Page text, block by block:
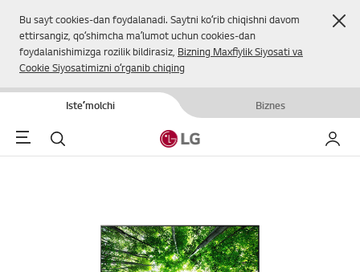
Bu sayt cookies-dan foydalanadi. Saytni koʻrib chiqishni davom
ettirsangiz, qoʻshimcha maʼlumot uchun cookies-dan
foydalanishimizga rozilik bildirasiz, Bizning Maxfiylik Siyosati va
Cookie Siyosatimizni oʻrganib chiqing
Isteʼmolchi Biznes
Menu Qidirish